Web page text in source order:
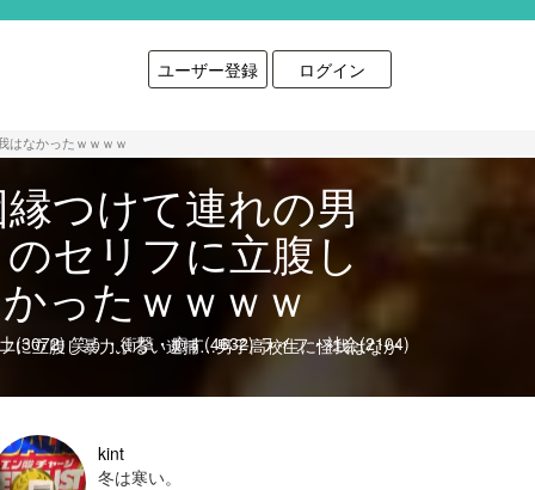
ユーザー登録 ログイン
はなかったｗｗｗｗ
つけて連れの男
セリフに立腹し
ったｗｗｗｗ
に立腹し暴力ふるい逮捕…男子高校生に怪我はなか
(3072) 笑う・衝撃・癒す(4632) ライフ・社会(2104)
kint
冬は寒い。